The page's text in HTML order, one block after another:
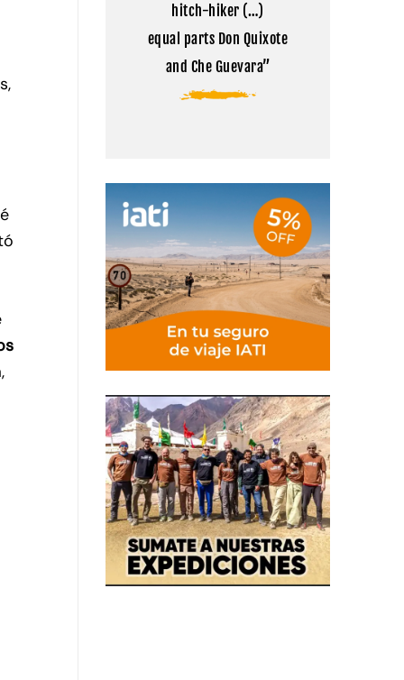
Tíbet
hitch-hiker (…)
equal parts Don Quixote
and Che Guevara”